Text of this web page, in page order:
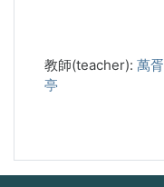
教師(teacher): 萬胥
亭